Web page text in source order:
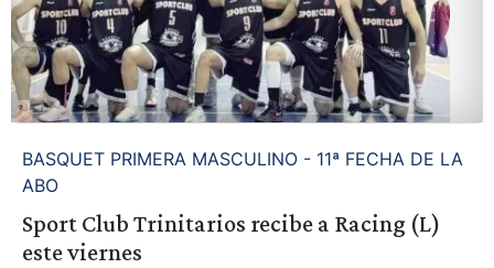
BASQUET PRIMERA MASCULINO - 11ª FECHA DE LA
ABO
Sport Club Trinitarios recibe a Racing (L)
este viernes